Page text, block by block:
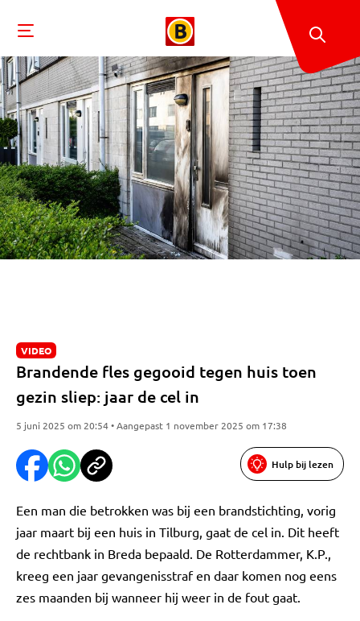
VIDEO
Brandende fles gegooid tegen huis toen
gezin sliep: jaar de cel in
5 juni 2025 om 20:54 • Aangepast 1 november 2025 om 17:38
Hulp bij lezen
Een man die betrokken was bij een brandstichting, vorig
jaar maart bij een huis in Tilburg, gaat de cel in. Dit heeft
de rechtbank in Breda bepaald. De Rotterdammer, K.P.,
kreeg een jaar gevangenisstraf en daar komen nog eens
zes maanden bij wanneer hij weer in de fout gaat.